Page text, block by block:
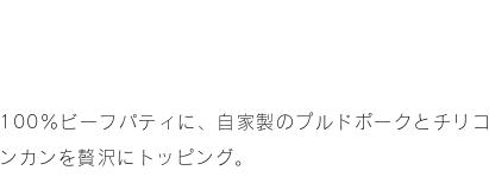
100％ビーフパティに、自家製のプルドポークとチリコ
ンカンを贅沢にトッピング。